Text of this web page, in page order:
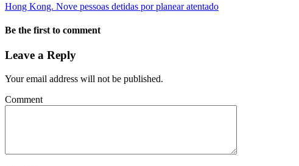
Hong Kong. Nove pessoas detidas por planear atentado
Be the first to comment
Leave a Reply
Your email address will not be published.
Comment